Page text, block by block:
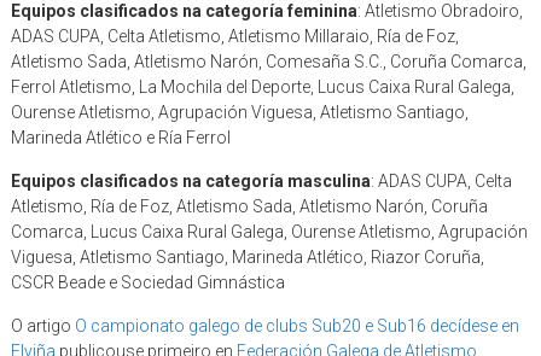
Equipos clasificados na categoría feminina: Atletismo Obradoiro,
ADAS CUPA, Celta Atletismo, Atletismo Millaraio, Ría de Foz,
Atletismo Sada, Atletismo Narón, Comesaña S.C., Coruña Comarca,
Ferrol Atletismo, La Mochila del Deporte, Lucus Caixa Rural Galega,
Ourense Atletismo, Agrupación Viguesa, Atletismo Santiago,
Marineda Atlético e Ría Ferrol
Equipos clasificados na categoría masculina: ADAS CUPA, Celta
Atletismo, Ría de Foz, Atletismo Sada, Atletismo Narón, Coruña
Comarca, Lucus Caixa Rural Galega, Ourense Atletismo, Agrupación
Viguesa, Atletismo Santiago, Marineda Atlético, Riazor Coruña,
CSCR Beade e Sociedad Gimnástica
O artigo O campionato galego de clubs Sub20 e Sub16 decídese en
Elviña publicouse primeiro en Federación Galega de Atletismo.